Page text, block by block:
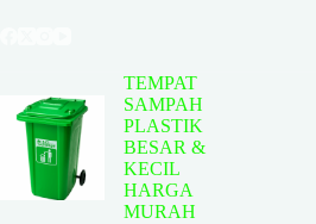
TEMPAT
SAMPAH
PLASTIK
BESAR &
KECIL
HARGA
MURAH